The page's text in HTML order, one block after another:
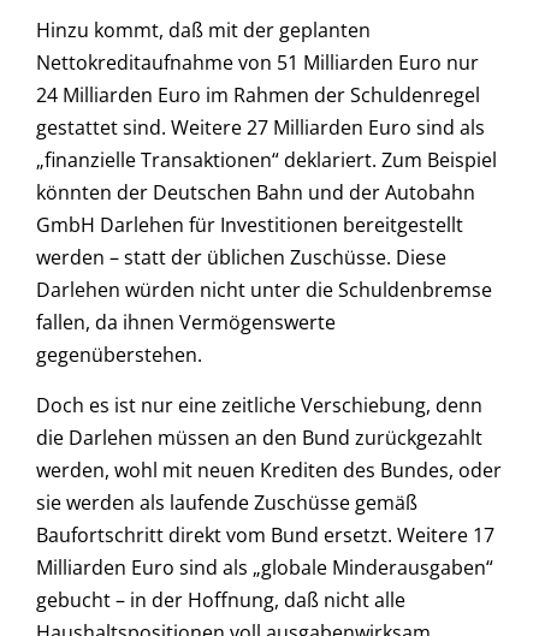
Hinzu kommt, daß mit der geplanten
Nettokreditaufnahme von 51 Milliarden Euro nur
24 Milliarden Euro im Rahmen der Schuldenregel
gestattet sind. Weitere 27 Milliarden Euro sind als
„finanzielle Transaktionen“ deklariert. Zum Beispiel
könnten der Deutschen Bahn und der Autobahn
GmbH Darlehen für Investitionen bereitgestellt
werden – statt der üblichen Zuschüsse. Diese
Darlehen würden nicht unter die Schuldenbremse
fallen, da ihnen Vermögenswerte
gegenüberstehen.
Doch es ist nur eine zeitliche Verschiebung, denn
die Darlehen müssen an den Bund zurückgezahlt
werden, wohl mit neuen Krediten des Bundes, oder
sie werden als laufende Zuschüsse gemäß
Baufortschritt direkt vom Bund ersetzt. Weitere 17
Milliarden Euro sind als „globale Minderausgaben“
gebucht – in der Hoffnung, daß nicht alle